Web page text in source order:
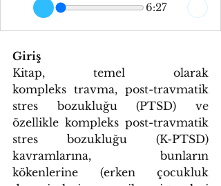
6:27
Giriş
Kitap, temel olarak
kompleks travma, post-travmatik
stres bozukluğu (PTSD) ve
özellikle kompleks post-travmatik
stres bozukluğu (K-PTSD)
kavramlarına, bunların
kökenlerine (erken çocukluk